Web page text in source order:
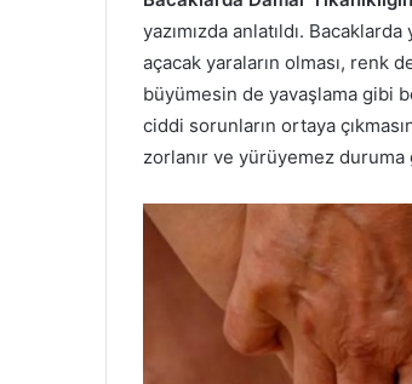
yazımızda anlatıldı.
açacak yaraların olması, renk
büyümesin de yavaşlama gibi
ciddi sorunların ortaya
zorlanır ve yürüyemez duruma